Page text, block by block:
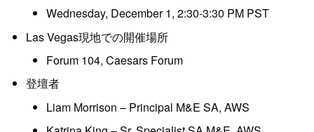
Wednesday, December 1, 2:30-3:30 PM PST
Las Vegas現地での開催場所
Forum 104, Caesars Forum
登壇者
Liam Morrison – Principal M&E SA, AWS